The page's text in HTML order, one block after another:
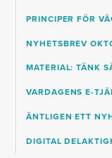
PRINCIPER FÖR
NYHETSBREV
MATERIAL: TÄNK
VARDAGENS E-
ÄNTLIGEN ETT
DIGITAL